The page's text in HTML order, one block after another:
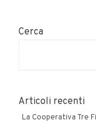
Cerca
Articoli recenti
La Cooperativa Tre